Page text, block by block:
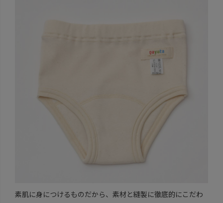
素肌に身につけるものだから、素材と縫製に徹底的にこだわ